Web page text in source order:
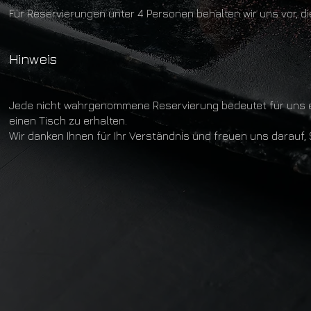
Für Reservierungen unter 4 Personen behalten wir uns vor,
Hinweis
Jede nicht wahrgenommene Reservierung bedeutet für
einen Tisch zu erhalten.
Wir danken Ihnen für Ihr Verständnis und freuen uns darauf,